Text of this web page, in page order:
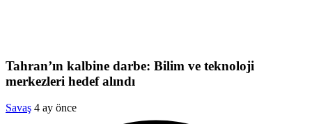
Tahran’ın kalbine darbe: Bilim ve teknoloji
merkezleri hedef alındı
Savaş 4 ay önce